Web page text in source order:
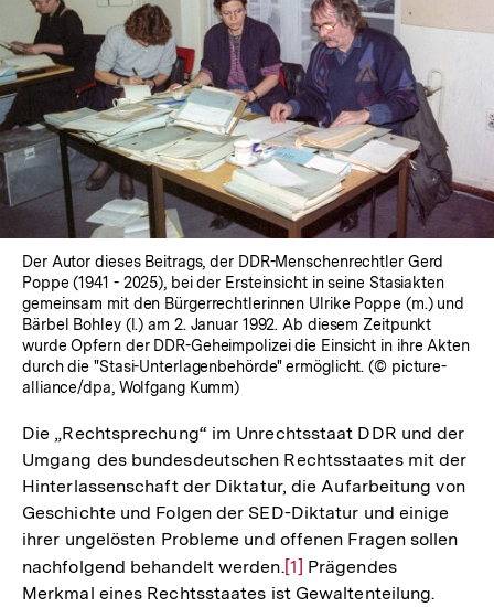
Der Autor dieses Beitrags, der DDR-Menschenrechtler Gerd
Poppe (1941 - 2025), bei der Ersteinsicht in seine Stasiakten
gemeinsam mit den Bürgerrechtlerinnen Ulrike Poppe (m.) und
Bärbel Bohley (l.) am 2. Januar 1992. Ab diesem Zeitpunkt
wurde Opfern der DDR-Geheimpolizei die Einsicht in ihre Akten
durch die "Stasi-Unterlagenbehörde" ermöglicht. (© picture-
alliance/dpa, Wolfgang Kumm)
Die „Rechtsprechung“ im Unrechtsstaat DDR und der
Umgang des bundesdeutschen Rechtsstaates mit der
Hinterlassenschaft der Diktatur, die Aufarbeitung von
Geschichte und Folgen der SED-Diktatur und einige
ihrer ungelösten Probleme und offenen Fragen sollen
nachfolgend behandelt werden.Zur
Auflösung
[1] Prägendes
Merkmal eines Rechtsstaates ist Gewaltenteilung.